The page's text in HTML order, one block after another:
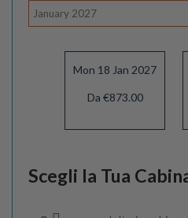
January 2027
Mon 18 Jan 2027
Da €873.00
Scegli la Tua